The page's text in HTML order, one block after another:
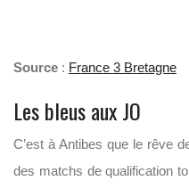
Source : France 3 Bretagne
Les bleus aux JO
C’est à Antibes que le rêve
des matchs de qualification